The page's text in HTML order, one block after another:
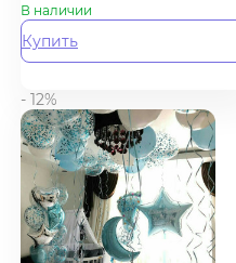
В наличии
Купить
- 12%